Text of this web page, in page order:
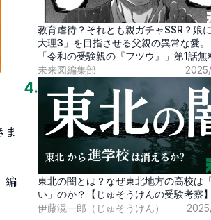
ま
編
教育虐待？それとも親ガチャSSR？娘
大理3」を目指させる父親の異常な愛
「令和の受験親の『フツウ』」第1話無
開】
未来図編集部
4.
東北の闇とは？なぜ東北地方の高校は
い」のか？【じゅそうけんの受験考察】
伊藤滉一郎（じゅそうけん）